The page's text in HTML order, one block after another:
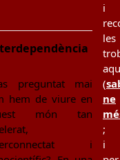
preguntat mai
hem de viure en
món tan
i
i
les
(
ne
;
i